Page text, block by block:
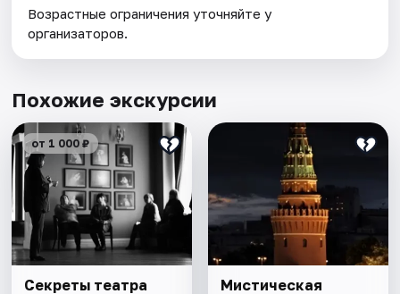
Возрастные ограничения уточняйте у
организаторов.
Похожие экскурсии
от 1 000 ₽
Секреты театра
Мистическая